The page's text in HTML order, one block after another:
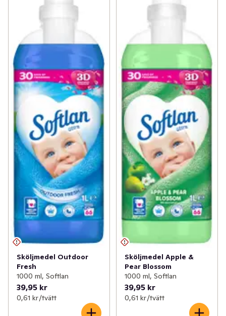
Sköljmedel Outdoor
Fresh
1000 ml, Softlan
39,95 kr
0,61 kr /tvätt
Sköljmedel Apple &
Pear Blossom
1000 ml, Softlan
39,95 kr
0,61 kr /tvätt